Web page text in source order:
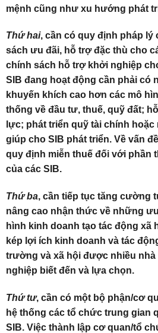
mệnh cũng như xu hướng phát
Thứ hai, cần có quy định pháp lý
sách ưu đãi, hỗ trợ đặc thù cho
chính sách hỗ trợ khởi nghiệp
SIB đang hoạt động cần phải có
khuyến khích cao hơn các mô
thống về đầu tư, thuế, quỹ đất;
lực; phát triển quỹ tài chính
giúp cho SIB phát triển. Về vấn
quy định miễn thuế đối với phần
của các SIB.
Thứ ba, cần tiếp tục tăng cường
nâng cao nhận thức về những
hình kinh doanh tạo tác động xã
kép lợi ích kinh doanh và tác
trường và xã hội được nhiều
nghiệp biết đến và lựa chọn.
Thứ tư, cần có một bộ phận/cơ
hệ thống các tổ chức trung gian
SIB. Việc thành lập cơ quan/tổ